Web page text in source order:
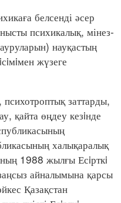
белсенді әсер
психикалық, мінез-
науқастың
жүзеге
заттарды,
қайта өңдеу кезiнде
халықаралық
1988 жылғы Есiрткi
айналымына қарсы
Қазақстан